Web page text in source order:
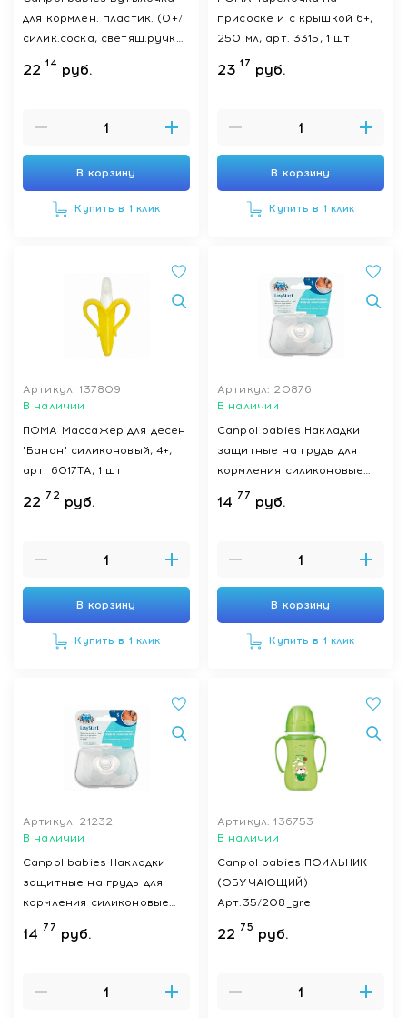
для кормлен. пластик. (0+/
силик.соска, светящ.ручки)
120 мл, арт. 35/236_pin
22 14 руб.
В корзину
Купить в 1 клик
присоске и с крышкой 6+,
250 мл, арт. 3315, 1 шт
23 17 руб.
В корзину
Купить в 1 клик
Артикул: 137809
В наличии
ПОМА Массажер для десен
"Банан" силиконовый, 4+,
арт. 6017ТА, 1 шт
22 72 руб.
В корзину
Купить в 1 клик
Артикул: 20876
В наличии
Сanpol babies Накладки
защитные на грудь для
кормления силиконовые
18/603
14 77 руб.
В корзину
Купить в 1 клик
Артикул: 21232
В наличии
Сanpol babies Накладки
защитные на грудь для
кормления силиконовые
(малый размер) 18/602
14 77 руб.
Артикул: 136753
В наличии
Canpol babies ПОИЛЬНИК
(ОБУЧАЮЩИЙ)
Арт.35/208_gre
22 75 руб.